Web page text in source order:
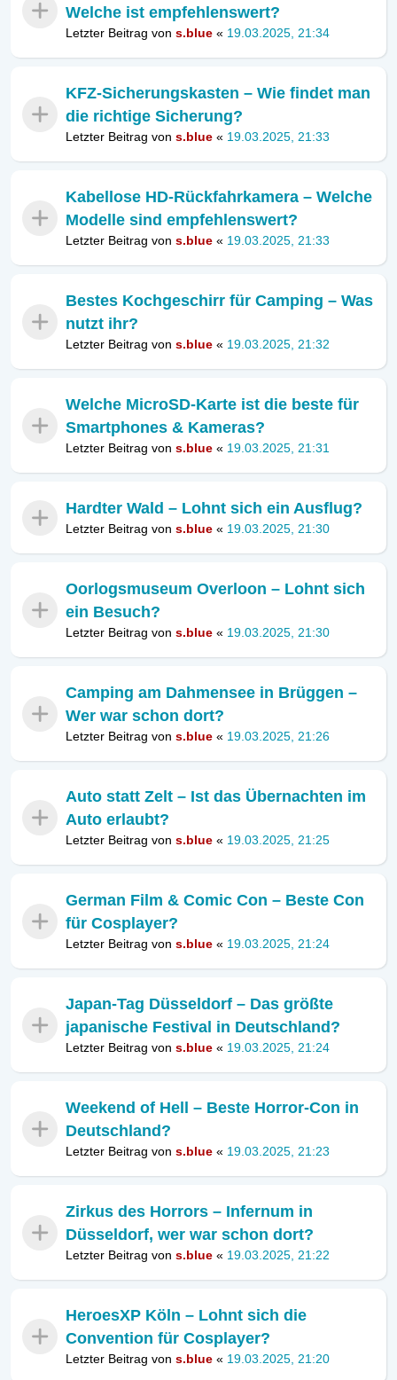
Welche ist empfehlenswert?
Letzter Beitrag von s.blue « 19.03.2025, 21:34
KFZ-Sicherungskasten – Wie findet man
die richtige Sicherung?
Letzter Beitrag von s.blue « 19.03.2025, 21:33
Kabellose HD-Rückfahrkamera – Welche
Modelle sind empfehlenswert?
Letzter Beitrag von s.blue « 19.03.2025, 21:33
Bestes Kochgeschirr für Camping – Was
nutzt ihr?
Letzter Beitrag von s.blue « 19.03.2025, 21:32
Welche MicroSD-Karte ist die beste für
Smartphones & Kameras?
Letzter Beitrag von s.blue « 19.03.2025, 21:31
Hardter Wald – Lohnt sich ein Ausflug?
Letzter Beitrag von s.blue « 19.03.2025, 21:30
Oorlogsmuseum Overloon – Lohnt sich
ein Besuch?
Letzter Beitrag von s.blue « 19.03.2025, 21:30
Camping am Dahmensee in Brüggen –
Wer war schon dort?
Letzter Beitrag von s.blue « 19.03.2025, 21:26
Auto statt Zelt – Ist das Übernachten im
Auto erlaubt?
Letzter Beitrag von s.blue « 19.03.2025, 21:25
German Film & Comic Con – Beste Con
für Cosplayer?
Letzter Beitrag von s.blue « 19.03.2025, 21:24
Japan-Tag Düsseldorf – Das größte
japanische Festival in Deutschland?
Letzter Beitrag von s.blue « 19.03.2025, 21:24
Weekend of Hell – Beste Horror-Con in
Deutschland?
Letzter Beitrag von s.blue « 19.03.2025, 21:23
Zirkus des Horrors – Infernum in
Düsseldorf, wer war schon dort?
Letzter Beitrag von s.blue « 19.03.2025, 21:22
HeroesXP Köln – Lohnt sich die
Convention für Cosplayer?
Letzter Beitrag von s.blue « 19.03.2025, 21:20